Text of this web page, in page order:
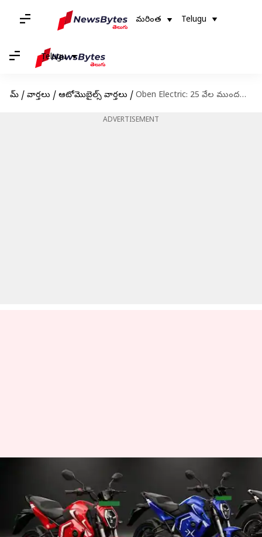
మరింత Telugu
Telugu
హోమ్ / వార్తలు / ఆటోమొబైల్స్ వార్తలు / Oben Electric: 25 వేల ముందస్తు బుకింగ్స్..'రోర్ ఈవో' మోటార్‌సైకిళ్ల పంపిణీ ప్రారంభించిన ఓబెన్ ఎలక్ట్రిక్
ADVERTISEMENT
Oben Electric: 25 వేల ముందస్తు
బుకింగ్స్..'రోర్ ఈవో' మోటార్‌సైకిళ్ల
పంపిణీ ప్రారంభించిన ఓబెన్ ఎలక్ట్రిక్
వ్రాసిన వారు Moogati Shabari Jul 08, 2026 12:35 pm